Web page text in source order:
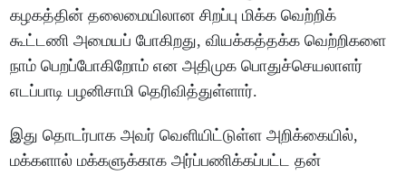
கழகத்தின் தலைமையிலான சிறப்பு மிக்க வெற்றிக்
கூட்டணி அமையப் போகிறது, வியக்கத்தக்க வெற்றிகளை
நாம் பெறப்போகிறோம் என அதிமுக பொதுச்செயலாளர்
எடப்பாடி பழனிசாமி தெரிவித்துள்ளார்.
இது தொடர்பாக அவர் வெளியிட்டுள்ள அறிக்கையில்,
மக்களால் மக்களுக்காக அர்ப்பணிக்கப்பட்ட தன்